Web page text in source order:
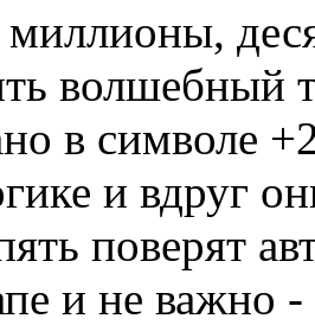
волшебный
в символе
и вдруг
поверят
и не важно